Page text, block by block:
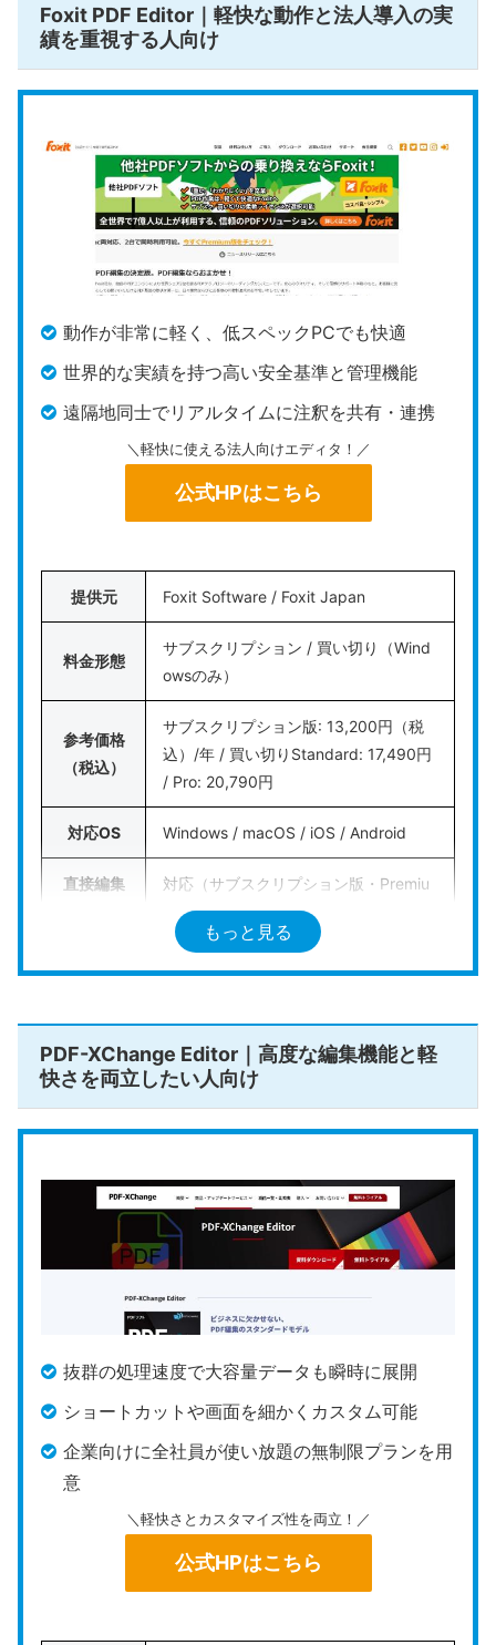
AI機能
対応（要約・レイアウト維持翻訳・校
正 ※アドオン月額1,229円）
ワンダーシェア社の
Wondershare PDFelement
は、オフィス作業で馴染み深いMicrosoft Wordに酷
似した操作画面を持ち、PDF編集が初めての方でも
迷わず使いこなせるインターフェース
本製品の大きな魅力は、ChatGPTなどの高度な大規
模言語モデルを統合したAI機能
。PDF文書内のテキ
るレイアウト翻訳や、長文の文章校正機能により、
海外資料の解読にかかる時間を大幅に短縮できま
ただし、これらのAI機能を制限なしにフル活用する
必要となるため、長期的なコスト計算の際には考慮
が必要です。
Word感覚で操作でき、海外の仕様書や論文をAIで
翻訳しながら処理効率を高めたい方は、検討してみ
てはいかがでしょうか。
公式HPはこちら
Foxit PDF Editor｜軽快な動作と法人導入の実
績を重視する人向け
動作が非常に軽く、低スペックPCでも快適
世界的な実績を持つ高い安全基準と管理機能
遠隔地同士でリアルタイムに注釈を共有・連携
＼軽快に使える法人向けエディタ！／
公式HPはこちら
提供元 Foxit Software / Foxit Japan
料金形態
サブスクリプション / 買い切り（Wind
owsのみ）
参考価格
（税込）
サブスクリプション版: 13,200円（税
込）/年 / 買い切りStandard: 17,490円
/ Pro: 20,790円
対応OS Windows / macOS / iOS / Android
直接編集
対応（サブスクリプション版・Premiu
mで利用可能）
対応（墨消しはPro版のみ）
AI機能
サブスクリプション版・Premiumで対
応（買い切り版は非対応）
Foxit社のFoxit PDF Editorは、エンタープライズ市
場における定番の代替ソフトとして世界中で広く利
用されている高機能PDFエディタです。
この製品の特長は、プログラム動作の軽さにありま
す。処理能力が限られたオフィスのPCでも数百ペー
ジあるPDFファイルを待たされることなく展開で
強みです。
ライセンス形態は月額サブスクリプションが主流で
上位の「Pro」の永続ライセンス（買い切り）も用
意されており、導入組織の運用規模に合わせた選択
肢が豊富。
もっと見る
PDF-XChange Editor｜高度な編集機能と軽
快さを両立したい人向け
抜群の処理速度で大容量データも瞬時に展開
ショートカットや画面を細かくカスタム可能
企業向けに全社員が使い放題の無制限プランを用
意
＼軽快さとカスタマイズ性を両立！／
公式HPはこちら